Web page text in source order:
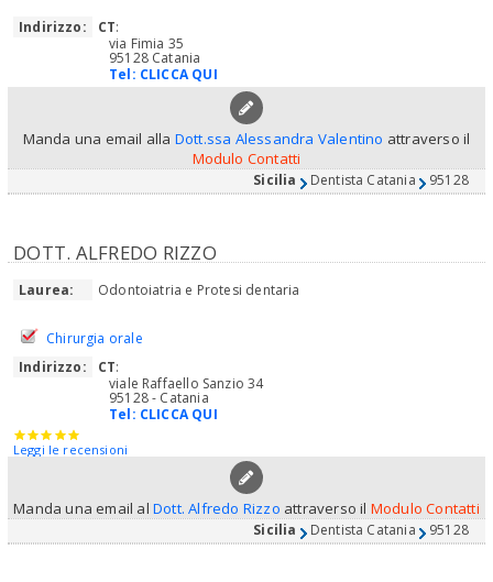
Indirizzo: CT:
via Fimia 35
95128 Catania
Tel: CLICCA QUI
Manda una email alla Dott.ssa Alessandra Valentino attraverso il
Modulo Contatti
Sicilia Dentista Catania 95128
DOTT. ALFREDO RIZZO
Laurea: Odontoiatria e Protesi dentaria
Chirurgia orale
Indirizzo:
CT:
viale Raffaello Sanzio 34
95128 - Catania
Tel: CLICCA QUI
Leggi le recensioni
Manda una email alDott. Alfredo Rizzo attraverso il Modulo Contatti
Sicilia Dentista Catania 95128